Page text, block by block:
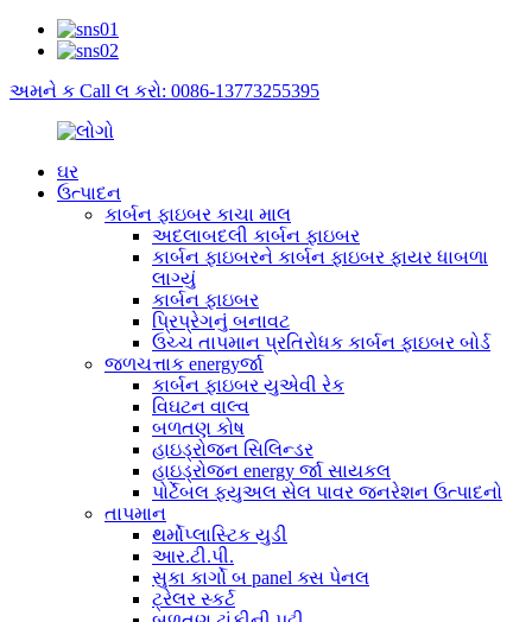
અમને ક Call લ કરો: 0086-13773255395
ઘર
ઉત્પાદન
કાર્બન ફાઇબર કાચા માલ
અદલાબદલી કાર્બન ફાઇબર
કાર્બન ફાઇબરને કાર્બન ફાઇબર ફાયર ધાબળા
લાગ્યું
કાર્બન ફાઇબર
પ્રિપ્રેગનું બનાવટ
ઉચ્ચ તાપમાન પ્રતિરોધક કાર્બન ફાઇબર બોર્ડ
જળચત્તાક energyર્જા
કાર્બન ફાઇબર યુએવી રેક
વિઘટન વાલ્વ
બળતણ કોષ
હાઇડ્રોજન સિલિન્ડર
હાઇડ્રોજન energy ર્જા સાયકલ
પોર્ટેબલ ફ્યુઅલ સેલ પાવર જનરેશન ઉત્પાદનો
તાપમાન
થર્મોપ્લાસ્ટિક યુડી
આર.ટી.પી.
સુકા કાર્ગો બ panel ક્સ પેનલ
ટ્રેલર સ્કર્ટ